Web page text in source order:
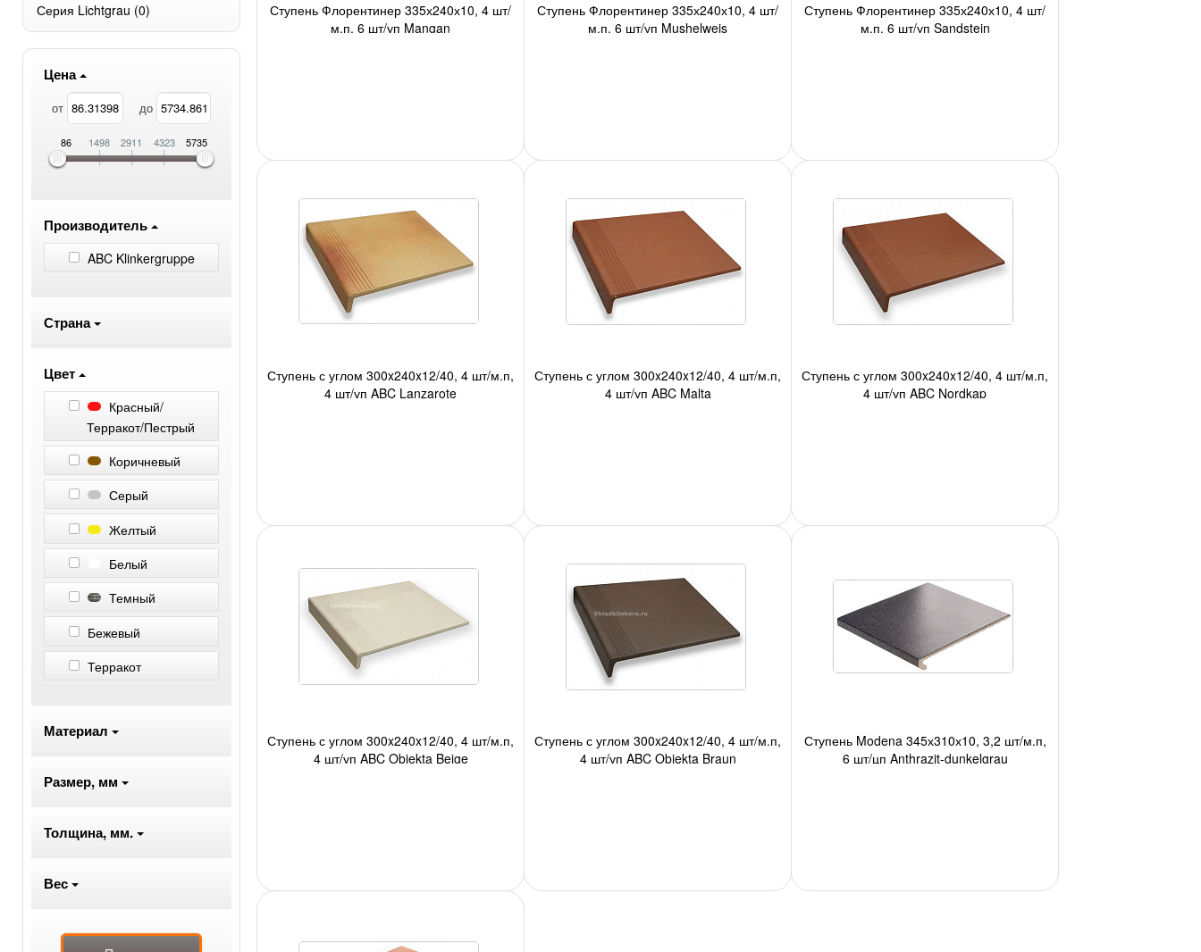
Серия Lichtgrau (0)
Цена
от до
86 1498 2911 4323 5735
Производитель
ABC Klinkergruppe
Страна
Цвет
Красный/
Терракот/Пестрый
Коричневый
Серый
Желтый
Белый
Темный
Бежевый
Терракот
Материал
Размер, мм
Толщина, мм.
Вес
Ступень Флорентинер 335х240х10, 4 шт/
м.п, 6 шт/уп Mangan
Ступень Флорентинер 335х240х10, 4 шт/
м.п, 6 шт/уп Mushelweis
Ступень Флорентинер 335х240х10, 4 шт/
м.п, 6 шт/уп Sandstein
Ступень с углом 300x240x12/40, 4 шт/м.п,
4 шт/уп ABC Lanzarote
Ступень с углом 300x240x12/40, 4 шт/м.п,
4 шт/уп ABC Malta
Ступень с углом 300x240x12/40, 4 шт/м.п,
4 шт/уп ABC Nordkap
Ступень с углом 300x240x12/40, 4 шт/м.п,
4 шт/уп ABC Objekta Beige
Ступень с углом 300x240x12/40, 4 шт/м.п,
4 шт/уп ABC Objekta Braun
Ступень Modena 345х310х10, 3,2 шт/м.п,
6 шт/цп Anthrazit-dunkelgrau